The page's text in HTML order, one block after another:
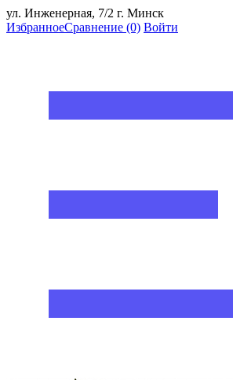
ул. Инженерная, 7/2 г. Минск
ИзбранноеСравнение (0) Войти